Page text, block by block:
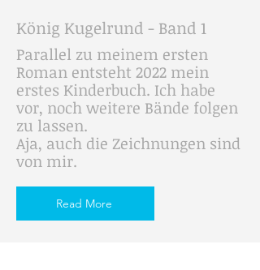
König Kugelrund - Band 1
Parallel zu meinem ersten
Roman entsteht 2022 mein
erstes Kinderbuch. Ich habe
vor, noch weitere Bände folgen
zu lassen.
Aja, auch die Zeichnungen sind
von mir.
Read More